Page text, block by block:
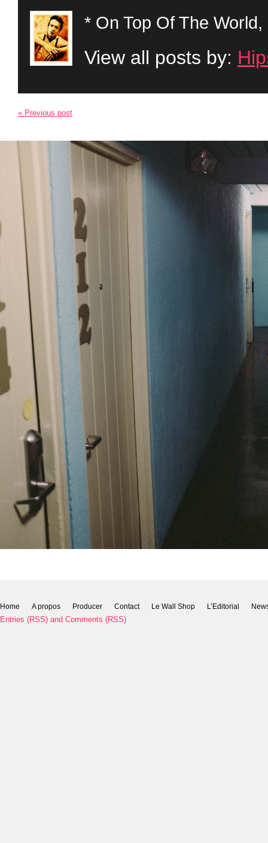
* On Top Of The
View all posts by:
« Previous post
Home A propos Producer Contact Le Wall Shop L’Editorial
Entries (RSS) and Comments (RSS)